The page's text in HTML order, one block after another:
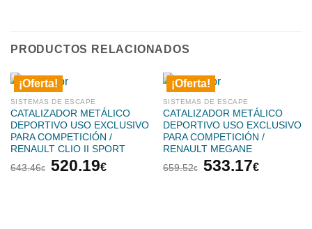
PRODUCTOS RELACIONADOS
¡Oferta!
SISTEMAS DE ESCAPE
CATALIZADOR METÁLICO
DEPORTIVO USO EXCLUSIVO
PARA COMPETICIÓN /
RENAULT CLIO II SPORT
643.46€
El
520.19€El
¡Oferta!
SISTEMAS DE ESCAPE
CATALIZADOR METÁLICO
DEPORTIVO USO EXCLUSIVO
PARA COMPETICIÓN /
RENAULT MEGANE
659.52€
El
533.17€El